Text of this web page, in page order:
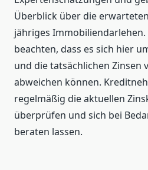
Überblick über die
jähriges Immobiliendarlehen.
beachten, dass es sich hier
und die tatsächlichen Zinsen
abweichen können.
regelmäßig die aktuellen
überprüfen und sich bei
beraten lassen.